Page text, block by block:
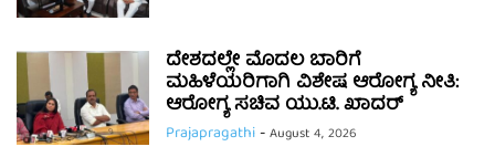
ದೇಶದಲ್ಲೇ ಮೊದಲ ಬಾರಿಗೆ
ಮಹಿಳೆಯರಿಗಾಗಿ ವಿಶೇಷ ಆರೋಗ್ಯ ನೀತಿ:
ಆರೋಗ್ಯ ಸಚಿವ ಯು.ಟಿ. ಖಾದರ್
Prajapragathi-August 4, 2026